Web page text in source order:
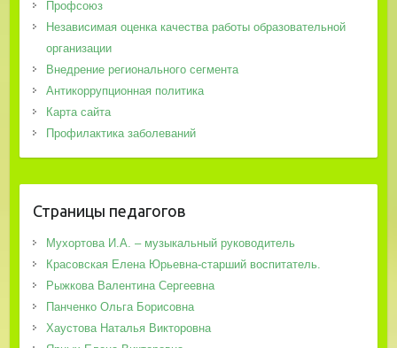
Профсоюз
Независимая оценка качества работы образовательной
организации
Внедрение регионального сегмента
Антикоррупционная политика
Карта сайта
Профилактика заболеваний
Страницы педагогов
Мухортова И.А. – музыкальный руководитель
Красовская Елена Юрьевна-старший воспитатель.
Рыжкова Валентина Сергеевна
Панченко Ольга Борисовна
Хаустова Наталья Викторовна